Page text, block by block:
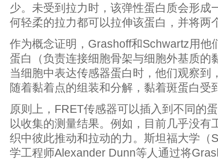
少。未受到拉力时，该弹性蛋白质会形成
何轻柔的拉力都可以拉伸该蛋白，并将两
作为概念证明，Grashoff和Schwartz用他
蛋白（负责连接细胞骨架与细胞外基质的
当细胞中表达传感器蛋白时，他们观察到
随着黏着点的组装和分解，黏着斑蛋白受
原则上，FRET传感器可以插入到不同的
以收集的测量结果。例如，目前几乎没有
织中彼此推动和拉动的力。斯坦福大学（
学工程师Alexander Dunn等人通过将